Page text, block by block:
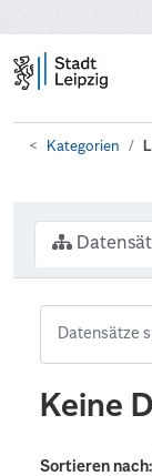
Kategorien
Keine
Sortieren nach